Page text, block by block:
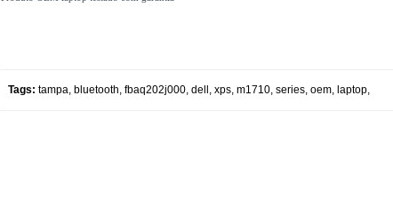
Tags: tampa, bluetooth, fbaq202j000, dell , xps, m1710, series, oem, laptop,